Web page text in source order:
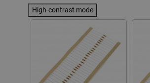
High-contrast mode